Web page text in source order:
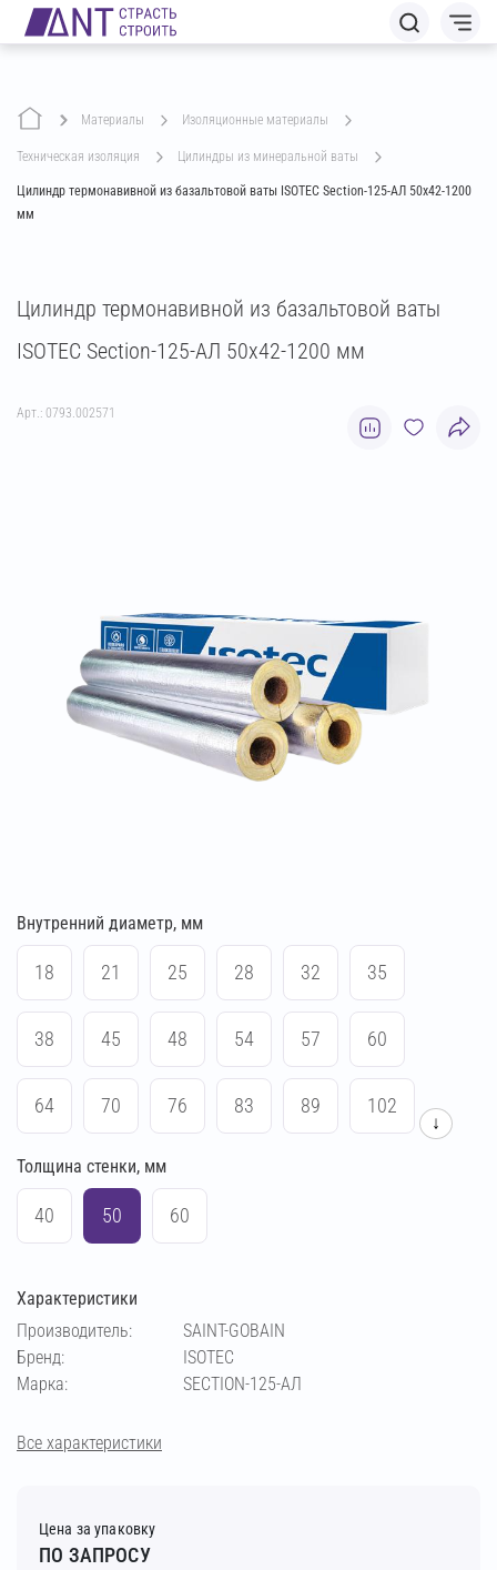
Материалы изоляционные материалы
техническая изоляция цилиндры из минеральной ваты
Цилиндр термонавивной из базальтовой ваты ISOTEC Section-125-АЛ 50х42-1200
мм
Цилиндр термонавивной из базальтовой ваты
ISOTEC Section-125-АЛ 50х42-1200 мм
Арт.: 0793.002571
Внутренний диаметр, мм
18 21 25 28 32 35
38 45 48 54 57 60
64 70 76 83 89 102
108 114
194 219 273
↓
Толщина стенки, мм
40 50 60
Характеристики
Производитель:
SAINT-GOBAIN
Бренд:
ISOTEC
Марка:
SECTION-125-АЛ
Все характеристики
Цена за упаковку
ПО ЗАПРОСУ